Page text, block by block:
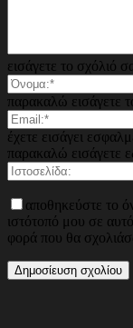
εισάγετε το σχόλιό
παρακαλώ εισάγετε
έχετε εισάγει
παρακαλώ εισάγετε
αποθηκεύστε το
ιστότοπό μου σε
φορά που θα